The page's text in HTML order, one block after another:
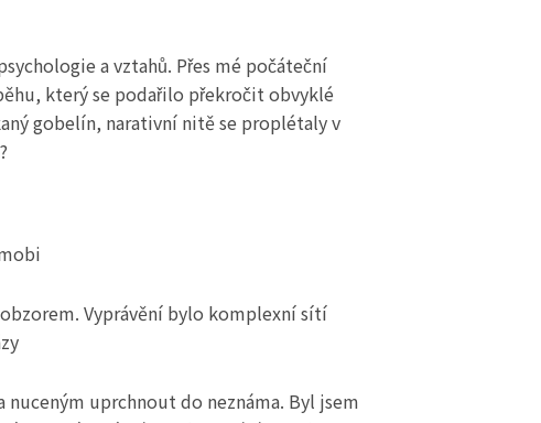
a vztahů. Přes mé počáteční
který se podařilo překročit obvyklé
gobelín, narativní nitě se proplétaly v
Vyprávění bylo komplexní sítí
uprchnout do neznáma. Byl jsem